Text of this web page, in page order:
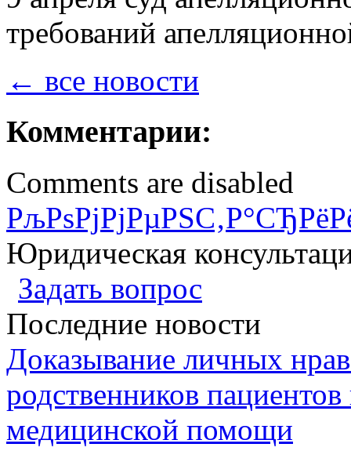
требований
← все новости
Комментарии:
Comments are disabled
Юридическая
Задать вопрос
Последние новости
Доказывание личных
родственников
медицинской помощи